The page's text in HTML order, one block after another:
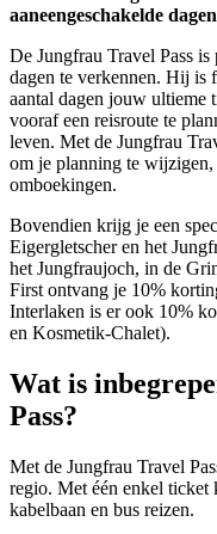
aaneengeschakelde
De Jungfrau Travel Pass
dagen te verkennen. Hij is
aantal dagen jouw ultieme
vooraf een reisroute te
leven. Met de Jungfrau
om je planning te
omboekingen.
Bovendien krijg je een
Eigergletscher en het
het Jungfraujoch, in de
First ontvang je 10%
Interlaken is er ook 10%
en Kosmetik-Chalet).
Wat is
Pass?
Met de Jungfrau Travel
regio. Met één enkel ticket
kabelbaan en bus reizen.